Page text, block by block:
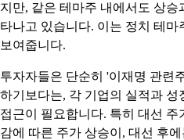
지만, 같은 테마주 내에서도 상
타나고 있습니다. 이는 정치 테
보여줍니다.
투자자들은 단순히 '이재명 관련
하기보다는, 각 기업의 실적과
접근이 필요합니다. 특히 대선 주
감에 따른 주가 상승이, 대선 후